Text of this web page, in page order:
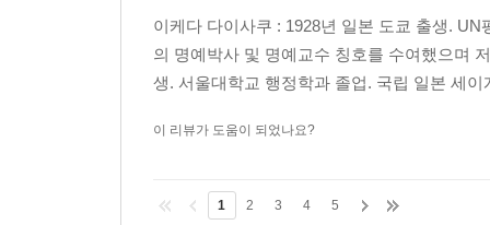
- 40대 주부 김○○ 씨 -
“한국과 일본의 관계를 말할 때 가깝고도 멀다
- 30대 직장인 신○○ 씨 -
나라와 나라가 진정으로 소통하려면 마음을 열고
이케다 다이사쿠 : 1928년 일본 도쿄 출생.
의 명예박사 및 명예교수 칭호를 수여했으며
생. 서울대학교 행정학과 졸업. 국립 일본 세
이 리뷰가 도움이 되었나요?
1 2 3 4 5